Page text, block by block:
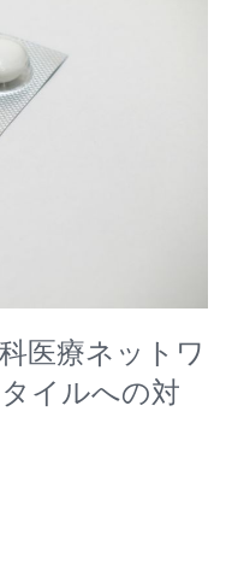
医療ネットワ
イルへの対